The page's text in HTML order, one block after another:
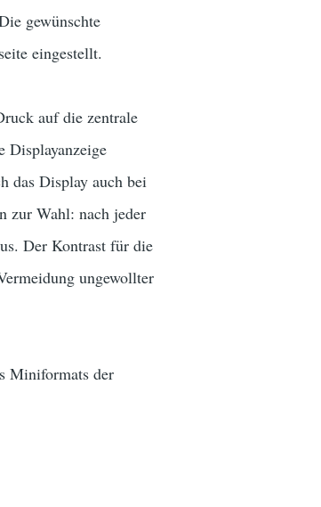
gewünschte
eingestellt.
auf die zentrale
Displayanzeige
das Display auch bei
zur Wahl: nach jeder
Der Kontrast für die
ungewollter
Miniformats der